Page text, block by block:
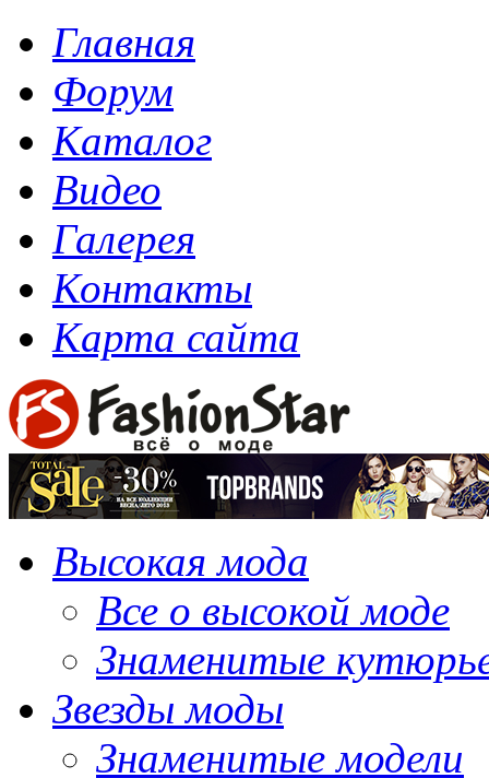
Главная
Форум
Каталог
Видео
Галерея
Контакты
Карта сайта
Высокая мода
Все о высокой моде
Знаменитые
Звезды моды
Знаменитые модели